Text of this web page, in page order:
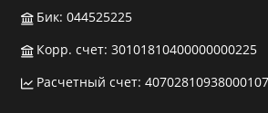
Бик: 044525225
Корр. счет: 30101810400000000225
Расчетный счет: